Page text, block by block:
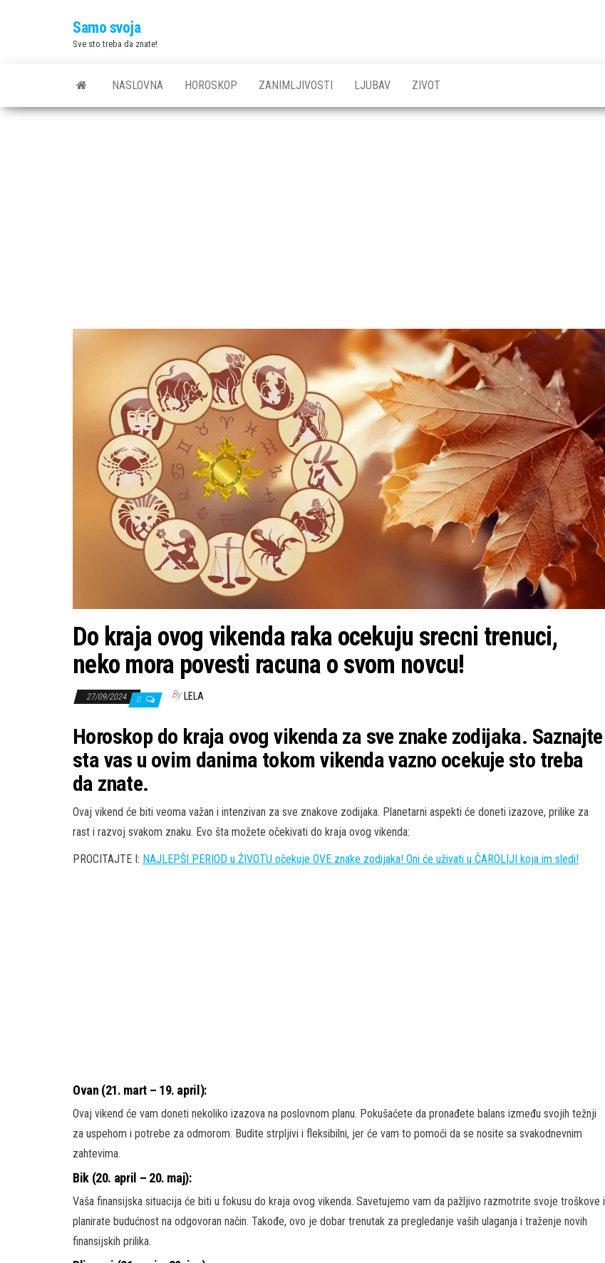
Samo svoja
Sve sto treba da znate!
NASLOVNA HOROSKOP ZANIMLJIVOSTI LJUBAV ZIVOT
Do kraja ovog vikenda raka ocekuju srecni trenuci,
neko mora povesti racuna o svom novcu!
27/09/2024 0 By LELA
Horoskop do kraja ovog vikenda za sve znake zodijaka. Saznajte
sta vas u ovim danima tokom vikenda vazno ocekuje sto treba
da znate.
Ovaj vikend će biti veoma važan i intenzivan za sve znakove zodijaka. Planetarni aspekti će doneti izazove, prilike za
rast i razvoj svakom znaku. Evo šta možete očekivati do kraja ovog vikenda:
PROCITAJTE I: NAJLEPŠI PERIOD u ŽIVOTU očekuje OVE znake zodijaka! Oni će uživati u ČAROLIJI koja im sledi!
Ovan (21. mart – 19. april):
Ovaj vikend će vam doneti nekoliko izazova na poslovnom planu. Pokušaćete da pronađete balans između svojih težnji
za uspehom i potrebe za odmorom. Budite strpljivi i fleksibilni, jer će vam to pomoći da se nosite sa svakodnevnim
zahtevima.
Bik (20. april – 20. maj):
Vaša finansijska situacija će biti u fokusu do kraja ovog vikenda. Savetujemo vam da pažljivo razmotrite svoje troškove i
planirate budućnost na odgovoran način. Takođe, ovo je dobar trenutak za pregledanje vaših ulaganja i traženje novih
finansijskih prilika.